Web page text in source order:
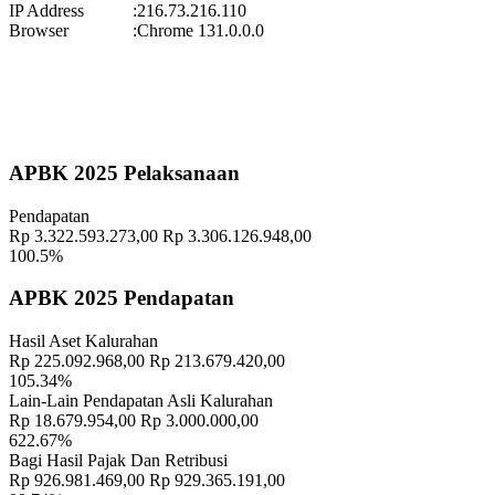
Geografis 10 November 2021
Memahami Peran dan Makna Rois dalam Pembinaan Rois di
Kalurahan Wukirsari 02 April 2024
Sampai Saat Ini 21 November 2022
Profil Lurah 17 November 2021
Pemerintah Kalurahan Wukirsari Selenggarakan Rembug Stunting
yang Dihadiri oleh Kader Balita 20 Juni 2024
Malam Tirakatan Peringatan Satu Dasawarsa Undang-Undang
Keistimewaan DIY 31 Agustus 2022
Pekan Olahraga Kalurahan Wukirsari 2025 Segera Hadir!
IP Address
:216.73.216.110
Browser
:Chrome 131.0.0.0
APBK 2025 Pelaksanaan
Pendapatan
Rp 3.322.593.273,00 Rp 3.306.126.948,00
100.5%
APBK 2025 Pendapatan
Hasil Aset Kalurahan
Rp 225.092.968,00 Rp 213.679.420,00
105.34%
Lain-Lain Pendapatan Asli Kalurahan
Rp 18.679.954,00 Rp 3.000.000,00
622.67%
Bagi Hasil Pajak Dan Retribusi
Rp 926.981.469,00 Rp 929.365.191,00